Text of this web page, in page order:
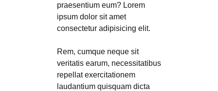
praesentium eum? Lorem
ipsum dolor sit amet
consectetur adipisicing elit.
Rem, cumque neque sit
veritatis earum, necessitatibus
repellat exercitationem
laudantium quisquam dicta